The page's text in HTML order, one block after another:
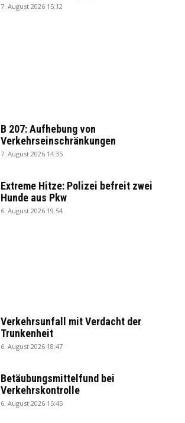
7. August 2026 15:12
B 207: Aufhebung von
Verkehrseinschränkungen
7. August 2026 14:35
Extreme Hitze: Polizei befreit zwei
Hunde aus Pkw
6. August 2026 19:54
Verkehrsunfall mit Verdacht der
Trunkenheit
6. August 2026 18:47
Betäubungsmittelfund bei
Verkehrskontrolle
6. August 2026 15:45